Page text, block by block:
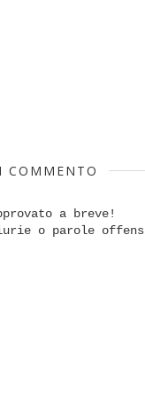
COMMENTO
a breve!
o parole